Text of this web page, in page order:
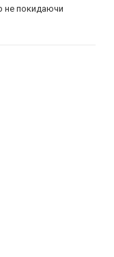
не покидаючи